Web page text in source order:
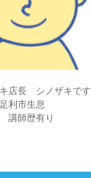
店長 シノザキです
利市生息
講師歴有り